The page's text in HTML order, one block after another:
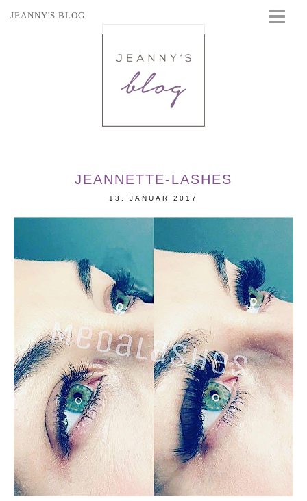
JEANNY'S BLOG
JEANNETTE-LASHES
13. JANUAR 2017